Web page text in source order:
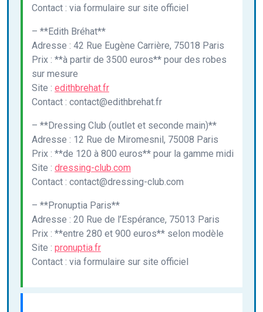
Contact : via formulaire sur site officiel
– **Edith Bréhat**
Adresse : 42 Rue Eugène Carrière, 75018 Paris
Prix : **à partir de 3500 euros** pour des robes
sur mesure
Site : edithbrehat.fr
Contact : contact@edithbrehat.fr
– **Dressing Club (outlet et seconde main)**
Adresse : 12 Rue de Miromesnil, 75008 Paris
Prix : **de 120 à 800 euros** pour la gamme midi
Site : dressing-club.com
Contact : contact@dressing-club.com
– **Pronuptia Paris**
Adresse : 20 Rue de l’Espérance, 75013 Paris
Prix : **entre 280 et 900 euros** selon modèle
Site : pronuptia.fr
Contact : via formulaire sur site officiel